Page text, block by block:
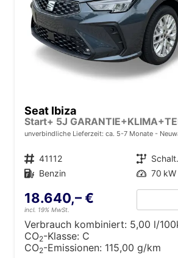
Seat Ibiza
unverbindliche Lieferzeit: ca. 5-7 Monate
Fahrzeugnr. 41112 Getriebe
Kraftstoff Benzin Leistung 70 kW
18.640,– €
incl. 19% MwSt.
Verbrauch kombiniert: 5,00 l/
CO2-Klasse: C
CO2-Emissionen: 115,00 g/km